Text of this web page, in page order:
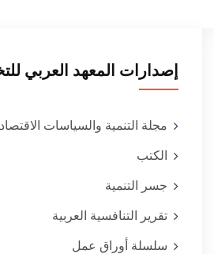
إصدارات المعهد العربي
مجلة التنمية والسياسات
الكتب
جسر التنمية
تقرير التنافسية العربية
سلسلة أوراق عمل